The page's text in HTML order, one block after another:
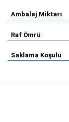
Ambalaj Miktarı
Raf Ömrü
Saklama Koşulu